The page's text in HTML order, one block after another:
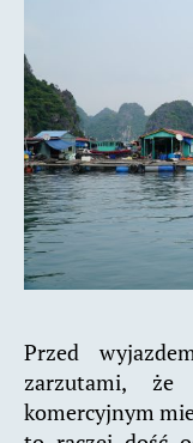
Przed
zarzutami,
komercyjnym